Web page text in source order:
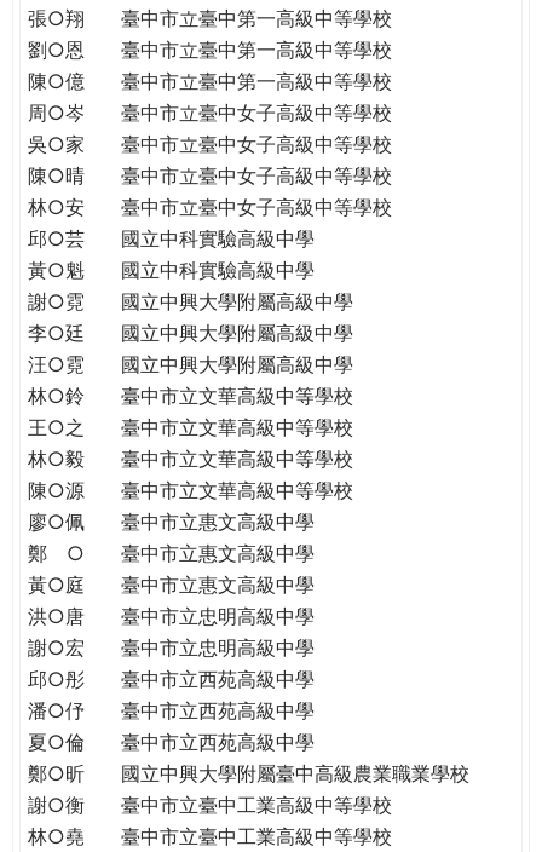
民。
WAGOR
TODAY
THE
WORLD
TOMORROW
PUTTING
YOU
THE
PATH
GLOBAL
CITIZENSHIP
張○翔
臺中市立臺中第一高級中等學校
劉○恩
臺中市立臺中第一高級中等學校
陳○億
臺中市立臺中第一高級中等學校
周○岑
臺中市立臺中女子高級中等學校
吳○家
臺中市立臺中女子高級中等學校
陳○晴
臺中市立臺中女子高級中等學校
林○安
臺中市立臺中女子高級中等學校
邱○芸
國立中科實驗高級中學
黃○魁
國立中科實驗高級中學
謝○霓
國立中興大學附屬高級中學
李○廷
國立中興大學附屬高級中學
汪○霓
國立中興大學附屬高級中學
林○鈴
臺中市立文華高級中等學校
王○之
臺中市立文華高級中等學校
林○毅
臺中市立文華高級中等學校
陳○源
臺中市立文華高級中等學校
廖○佩
臺中市立惠文高級中學
鄭 ○
臺中市立惠文高級中學
黃○庭
臺中市立惠文高級中學
洪○唐
臺中市立忠明高級中學
謝○宏
臺中市立忠明高級中學
邱○彤
臺中市立西苑高級中學
潘○伃
臺中市立西苑高級中學
夏○倫
臺中市立西苑高級中學
鄭○昕
國立中興大學附屬臺中高級農業職業學校
謝○衡
臺中市立臺中工業高級中等學校
林○堯
臺中市立臺中工業高級中等學校